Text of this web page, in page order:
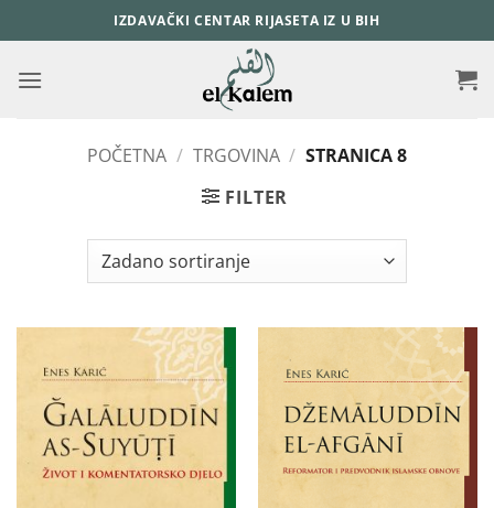
to
content
IZDAVAČKI CENTAR RIJASETA IZ U BIH
POČETNA / TRGOVINA / STRANICA 8
FILTER